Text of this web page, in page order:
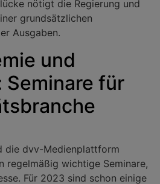
nötigt die Regierung und
grundsätzlichen
Ausgaben.
und
Seminare für
die dvv-Medienplattform
regelmäßig wichtige Seminare,
Für 2023 sind schon einige